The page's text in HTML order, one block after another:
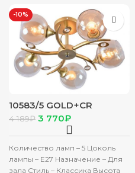
-10%
10583/5 GOLD+CR
Люстра Е27*60Вт
4 189₽ 3 770₽
Количество ламп – 5 Цоколь
лампы – E27 Назначение – Для
зала Стиль – Классика Высота